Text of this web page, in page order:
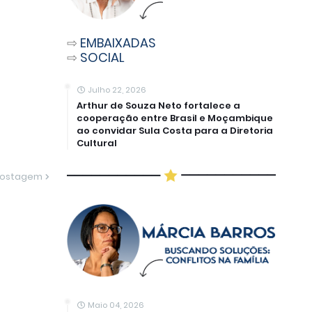
⇨ EMBAIXADAS
⇨ SOCIAL
Julho 22, 2026
Arthur de Souza Neto fortalece a
cooperação entre Brasil e Moçambique
ao convidar Sula Costa para a Diretoria
Cultural
Maio 04, 2026